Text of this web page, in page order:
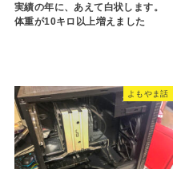
実績の年に、あえて白状します。
体重が10キロ以上増えました
よもやま話